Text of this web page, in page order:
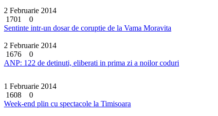
2 Februarie 2014
1701
0
Sentinte intr-un dosar de coruptie de la Vama Moravita
2 Februarie 2014
1676
0
ANP: 122 de detinuti, eliberati in prima zi a noilor coduri
1 Februarie 2014
1608
0
Week-end plin cu spectacole la Timisoara